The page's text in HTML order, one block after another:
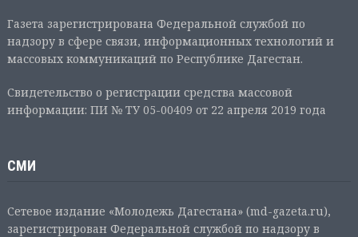
Газета зарегистрирована Федеральной службой по
надзору в сфере связи, информационных технологий и
массовых коммуникаций по Республике Дагестан.
Свидетельство о регистрации средства массовой
информации: ПИ № ТУ 05-00409 от 22 апреля 2019 года
СМИ
Сетевое издание «Молодежь Дагестана» (md-gazeta.ru),
зарегистрирован Федеральной службой по надзору в